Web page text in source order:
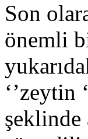
Son
önemli
‘’zeytin
şeklinde